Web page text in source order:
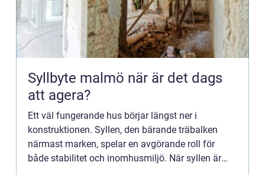
Syllbyte malmö när är det dags
att agera?
Ett väl fungerande hus börjar längst ner i
konstruktionen. Syllen, den bärande träbalken
närmast marken, spelar en avgörande roll för
både stabilitet och inomhusmiljö. När syllen är